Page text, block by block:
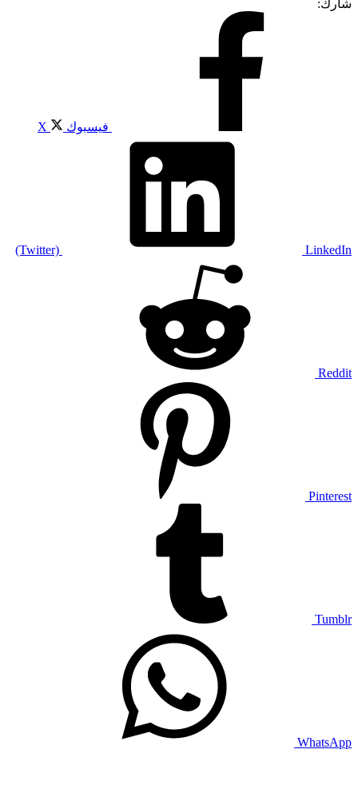
شارك:
فيسبوك X
(Twitter) LinkedIn
Reddit
Pinterest
Tumblr
WhatsApp